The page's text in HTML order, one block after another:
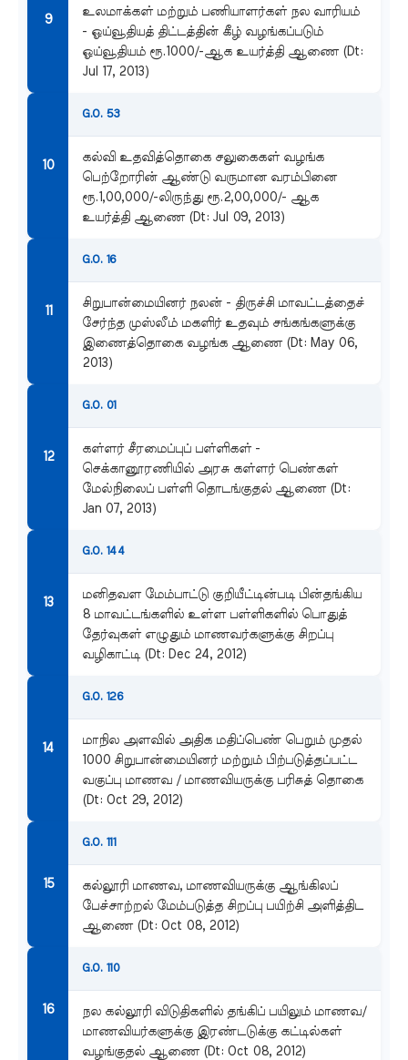
உலமாக்கள் மற்றும் பணியாளர்கள் நல வாரியம்
- ஓய்வூதியத் திட்டத்தின் கீழ் வழங்கப்படும்
ஓய்வூதியம் ரூ.1000/-ஆக உயர்த்தி ஆணை (Dt:
Jul 17, 2013)
G.O. 53
கல்வி உதவித்தொகை சலுகைகள் வழங்க
பெற்றோரின் ஆண்டு வருமான வரம்பினை
ரூ.1,00,000/-லிருந்து ரூ.2,00,000/- ஆக
உயர்த்தி ஆணை (Dt: Jul 09, 2013)
G.O. 16
சிறுபான்மையினர் நலன் - திருச்சி மாவட்டத்தைச்
சேர்ந்த முஸ்லீம் மகளிர் உதவும் சங்கங்களுக்கு
இணைத்தொகை வழங்க ஆணை (Dt: May 06,
2013)
G.O. 01
கள்ளர் சீரமைப்புப் பள்ளிகள் -
செக்கானூரணியில் அரசு கள்ளர் பெண்கள்
மேல்நிலைப் பள்ளி தொடங்குதல் ஆணை (Dt:
Jan 07, 2013)
G.O. 144
மனிதவள மேம்பாட்டு குறியீட்டின்படி பின்தங்கிய
8 மாவட்டங்களில் உள்ள பள்ளிகளில் பொதுத்
தேர்வுகள் எழுதும் மாணவர்களுக்கு சிறப்பு
வழிகாட்டி (Dt: Dec 24, 2012)
G.O. 126
மாநில அளவில் அதிக மதிப்பெண் பெறும் முதல்
1000 சிறுபான்மையினர் மற்றும் பிற்படுத்தப்பட்ட
வகுப்பு மாணவ / மாணவியருக்கு பரிசுத் தொகை
(Dt: Oct 29, 2012)
G.O. 111
கல்லூரி மாணவ, மாணவியருக்கு ஆங்கிலப்
பேச்சாற்றல் மேம்படுத்த சிறப்பு பயிற்சி அளித்திட
ஆணை (Dt: Oct 08, 2012)
G.O. 110
நல கல்லூரி விடுதிகளில் தங்கிப் பயிலும் மாணவ/
மாணவியர்களுக்கு இரண்டடுக்கு கட்டில்கள்
வழங்குதல் ஆணை (Dt: Oct 08, 2012)